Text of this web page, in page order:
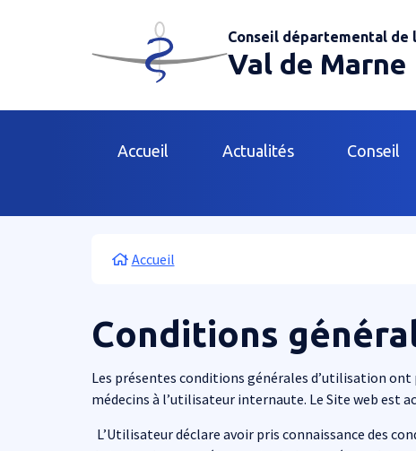
Conseil départemental de
Val de Marne
Accueil Actualités Conseil
Fil d'Ariane
Accueil
Conditions
Les présentes conditions générales d’utilisation
médecins à l’utilisateur internaute. Le Site web est
L’Utilisateur déclare avoir pris connaissance des